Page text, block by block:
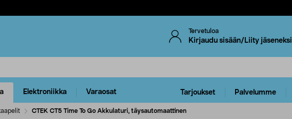
Tervetuloa
Kirjaudu sisään/Liity jäseneksi
Elektroniikka Varaosat Tarjoukset Palvelumme
CTEK CT5 Time To Go Akkulaturi, täysautomaattinen